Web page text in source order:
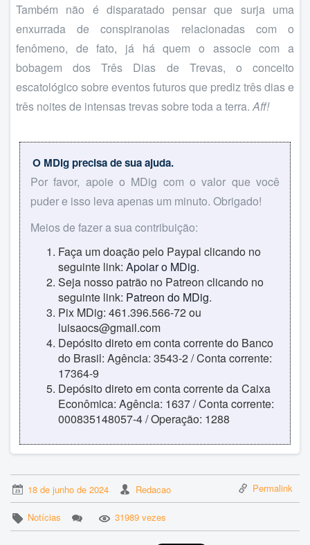
Também não é disparatado pensar que surja uma
enxurrada de conspiranoias relacionadas com o
fenômeno, de fato, já há quem o associe com a
bobagem dos Três Dias de Trevas, o conceito
escatológico sobre eventos futuros que prediz três dias e
três noites de intensas trevas sobre toda a terra.Aff!
O MDig precisa de sua ajuda.
Por favor, apoie o MDig com o valor que você
puder e isso leva apenas um minuto. Obrigado!
Meios de fazer a sua contribuição:
Faça um doação pelo Paypal clicando no
seguinte link: Apoiar o MDig.
Seja nosso patrão no Patreon clicando no
seguinte link: Patreon do MDig.
Pix MDig: 461.396.566-72 ou
luisaocs@gmail.com
Depósito direto em conta corrente do Banco
do Brasil: Agência: 3543-2 / Conta corrente:
17364-9
Depósito direto em conta corrente da Caixa
Econômica: Agência: 1637 / Conta corrente:
000835148057-4 / Operação: 1288
18 de junho de 2024 Redacao Permalink
Notícias 31989 vezes